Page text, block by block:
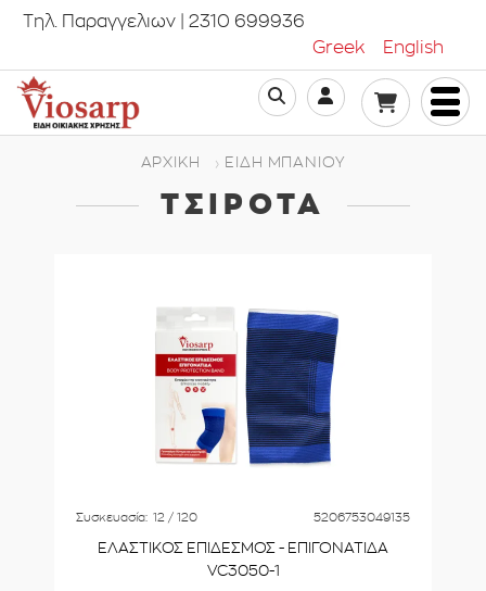
Τηλ. Παραγγελιων | 2310 699936
Greek
English
ΑΡΧΙΚΗ ΕΊΔΗ ΜΠΆΝΙΟΥ
ΤΣΙΡΌΤΑ
Συσκευασία: 12 / 120 5206753049135
ΕΛΑΣΤΙΚΟΣ ΕΠΙΔΕΣΜΟΣ - ΕΠΙΓΟΝΑΤΙΔΑ
VC3050-1